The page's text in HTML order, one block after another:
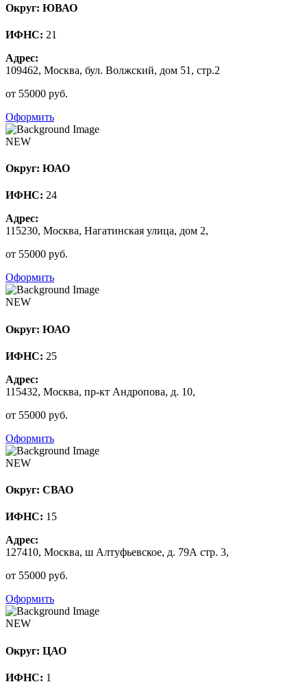
Округ: ЮВАО
ИФНС: 21
Адрес:
109462, Москва, бул. Волжский, дом 51, стр.2
от 55000 руб.
Оформить
NEW
Округ: ЮАО
ИФНС: 24
Адрес:
115230, Москва, Нагатинская улица, дом 2,
от 55000 руб.
Оформить
NEW
Округ: ЮАО
ИФНС: 25
Адрес:
115432, Москва, пр-кт Андропова, д. 10,
от 55000 руб.
Оформить
NEW
Округ: СВАО
ИФНС: 15
Адрес:
127410, Москва, ш Алтуфьевское, д. 79А стр. 3,
от 55000 руб.
Оформить
NEW
Округ: ЦАО
ИФНС: 1